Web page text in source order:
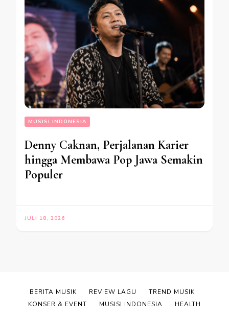
MUSISI INDONESIA
Denny Caknan, Perjalanan Karier
hingga Membawa Pop Jawa Semakin
Populer
JULI 18, 2026
BERITA MUSIK REVIEW LAGU
TREND MUSIK
KONSER & EVENT
MUSISI INDONESIA HEALTH